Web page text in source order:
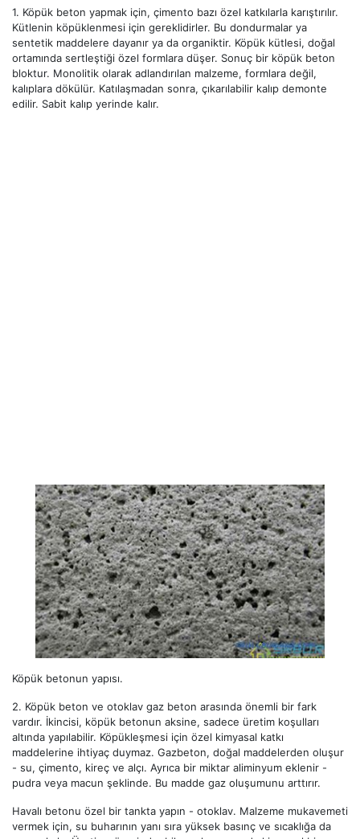
1. Köpük beton yapmak için, çimento bazı özel katkılarla karıştırılır.
Kütlenin köpüklenmesi için gereklidirler. Bu dondurmalar ya
sentetik maddelere dayanır ya da organiktir. Köpük kütlesi, doğal
ortamında sertleştiği özel formlara düşer. Sonuç bir köpük beton
bloktur. Monolitik olarak adlandırılan malzeme, formlara değil,
kalıplara dökülür. Katılaşmadan sonra, çıkarılabilir kalıp demonte
edilir. Sabit kalıp yerinde kalır.
Köpük betonun yapısı.
2. Köpük beton ve otoklav gaz beton arasında önemli bir fark
vardır. İkincisi, köpük betonun aksine, sadece üretim koşulları
altında yapılabilir. Köpükleşmesi için özel kimyasal katkı
maddelerine ihtiyaç duymaz. Gazbeton, doğal maddelerden oluşur
- su, çimento, kireç ve alçı. Ayrıca bir miktar aliminyum eklenir -
pudra veya macun şeklinde. Bu madde gaz oluşumunu arttırır.
Havalı betonu özel bir tankta yapın - otoklav. Malzeme mukavemeti
vermek için, su buharının yanı sıra yüksek basınç ve sıcaklığa da